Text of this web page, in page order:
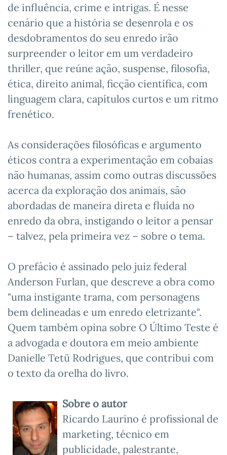
de influência, crime e intrigas. É nesse
cenário que a história se desenrola e os
desdobramentos do seu enredo irão
surpreender o leitor em um verdadeiro
thriller, que reúne ação, suspense, filosofia,
ética, direito animal, ficção científica, com
linguagem clara, capítulos curtos e um ritmo
frenético.
As considerações filosóficas e argumento
éticos contra a experimentação em cobaias
não humanas, assim como outras discussões
acerca da exploração dos animais, são
abordadas de maneira direta e fluída no
enredo da obra, instigando o leitor a pensar
– talvez, pela primeira vez – sobre o tema.
O prefácio é assinado pelo juiz federal
Anderson Furlan, que descreve a obra como
"uma instigante trama, com personagens
bem delineadas e um enredo eletrizante".
Quem também opina sobre O Último Teste é
a advogada e doutora em meio ambiente
Danielle Tetü Rodrigues, que contribui com
o texto da orelha do livro.
Sobre o autor
Ricardo Laurino é profissional de
marketing, técnico em
publicidade, palestrante,